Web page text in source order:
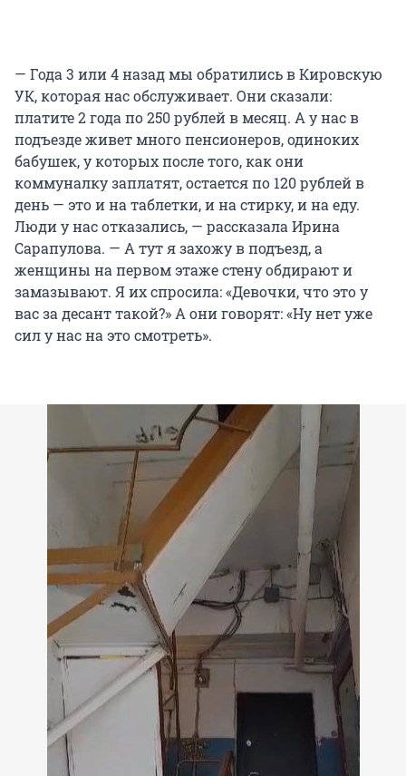
— Года 3 или 4 назад мы обратились в Кировскую
УК, которая нас обслуживает. Они сказали:
платите 2 года по 250 рублей в месяц. А у нас в
подъезде живет много пенсионеров, одиноких
бабушек, у которых после того, как они
коммуналку заплатят, остается по 120 рублей в
день — это и на таблетки, и на стирку, и на еду.
Люди у нас отказались, — рассказала Ирина
Сарапулова. — А тут я захожу в подъезд, а
женщины на первом этаже стену обдирают и
замазывают. Я их спросила: «Девочки, что это у
вас за десант такой?» А они говорят: «Ну нет уже
сил у нас на это смотреть».